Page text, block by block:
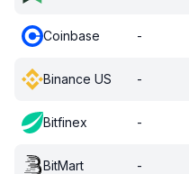
Coinbase -
Binance US -
Bitfinex -
BitMart -